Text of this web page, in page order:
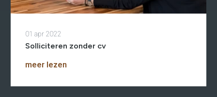
Re-integratie
Budgetcoaching
01 apr 2022
Solliciteren zonder cv
meer lezen